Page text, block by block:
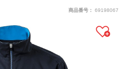
商品番号： 69198067